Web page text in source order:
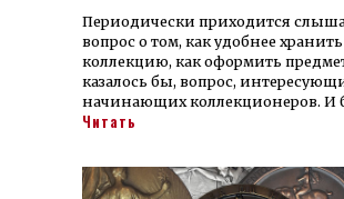
Периодически приходится
вопрос о том, как удобнее хранить
коллекцию, как оформить
казалось бы, вопрос,
начинающих коллекционеров. И
Читать